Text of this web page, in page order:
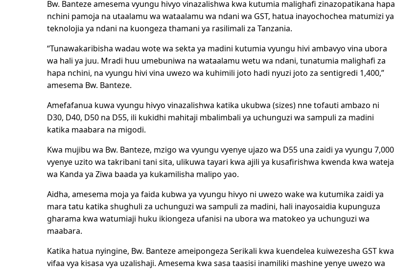
Bw. Banteze amesema vyungu hivyo vinazalishwa kwa kutumia malighafi zinazopatikana hapa
nchini pamoja na utaalamu wa wataalamu wa ndani wa GST, hatua inayochochea matumizi ya
teknolojia ya ndani na kuongeza thamani ya rasilimali za Tanzania.
“Tunawakaribisha wadau wote wa sekta ya madini kutumia vyungu hivi ambavyo vina ubora
wa hali ya juu. Mradi huu umebuniwa na wataalamu wetu wa ndani, tunatumia malighafi za
hapa nchini, na vyungu hivi vina uwezo wa kuhimili joto hadi nyuzi joto za sentigredi 1,400,”
amesema Bw. Banteze.
Amefafanua kuwa vyungu hivyo vinazalishwa katika ukubwa (sizes) nne tofauti ambazo ni
D30, D40, D50 na D55, ili kukidhi mahitaji mbalimbali ya uchunguzi wa sampuli za madini
katika maabara na migodi.
Kwa mujibu wa Bw. Banteze, mzigo wa vyungu vyenye ujazo wa D55 una zaidi ya vyungu 7,000
vyenye uzito wa takribani tani sita, ulikuwa tayari kwa ajili ya kusafirishwa kwenda kwa wateja
wa Kanda ya Ziwa baada ya kukamilisha malipo yao.
Aidha, amesema moja ya faida kubwa ya vyungu hivyo ni uwezo wake wa kutumika zaidi ya
mara tatu katika shughuli za uchunguzi wa sampuli za madini, hali inayosaidia kupunguza
gharama kwa watumiaji huku ikiongeza ufanisi na ubora wa matokeo ya uchunguzi wa
maabara.
Katika hatua nyingine, Bw. Banteze ameipongeza Serikali kwa kuendelea kuiwezesha GST kwa
vifaa vya kisasa vya uzalishaji. Amesema kwa sasa taasisi inamiliki mashine yenye uwezo wa